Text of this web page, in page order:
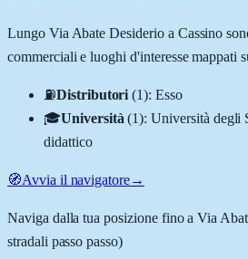
Lungo Via Abate Desiderioa Cassino
commerciali e luoghi d'interesse mappati
⛽Distributori (1):Esso
🎓Università (1):Università degli
didattico
🧭Avvia il navigatore→
Naviga dalla tua posizione fino aVia
stradali passo passo)